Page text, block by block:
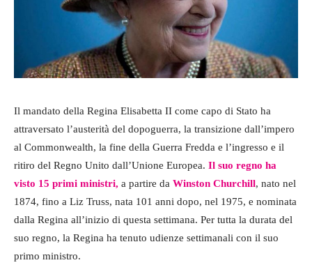
Il mandato della Regina Elisabetta II come capo di Stato ha
attraversato l’austerità del dopoguerra, la transizione dall’impero
al Commonwealth, la fine della Guerra Fredda e l’ingresso e il
ritiro del Regno Unito dall’Unione Europea. Il suo regno ha
visto 15 primi ministri, a partire da Winston Churchill, nato nel
1874, fino a Liz Truss, nata 101 anni dopo, nel 1975, e nominata
dalla Regina all’inizio di questa settimana. Per tutta la durata del
suo regno, la Regina ha tenuto udienze settimanali con il suo
primo ministro.